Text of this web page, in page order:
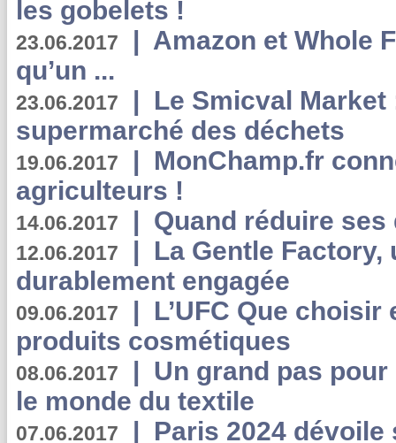
les gobelets !
23.06.2017 | Amazon et Whole
qu’un ...
23.06.2017 | Le Smicval
supermarché des déchets
19.06.2017 | MonChamp.fr
agriculteurs !
14.06.2017 | Quand réduire
12.06.2017 | La Gentle
durablement engagée
09.06.2017 | L’UFC Que
produits cosmétiques
08.06.2017 | Un grand pas
le monde du textile
07.06.2017 | Paris 2024